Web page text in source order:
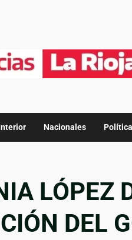
Nacionales Política
LÓPEZ
DEL